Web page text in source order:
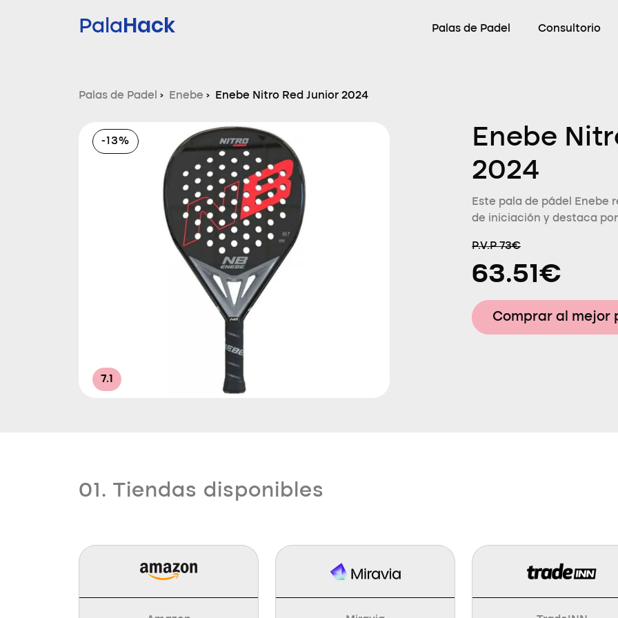
PalaHack Palas de Padel Consultorio
Palas de Padel › Enebe › Enebe Nitro Red Junior 2024
-13%
7.1
Enebe
2024
Este pala de pádel Enebe
de iniciación y destaca
P.V.P 73€
63.51€
Comprar al mejor
01. Tiendas disponibles